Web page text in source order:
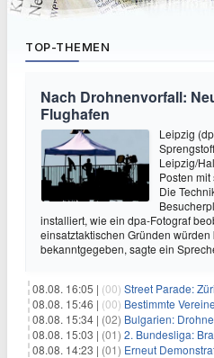
TOP-THEMEN
Nach Drohnenvorfall:
Flughafen
Leipzig
Leipzig/
Posten
Die
installiert, wie ein dpa-Fotograf
einsatztaktischen Gründen
bekanntgegeben, sagte ein
08.08. 16:05 | (00) Street Parade:
08.08. 15:46 | (00) Bestimmte
08.08. 15:34 | (02) Bulgarien: Drohne in
08.08. 15:03 | (01) 2. Bundesliga:
08.08. 14:23 | (01) Erneut Demonstration